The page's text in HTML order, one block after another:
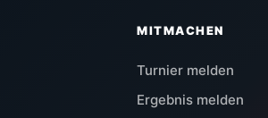
MITMACHEN
Turnier melden
Ergebnis melden